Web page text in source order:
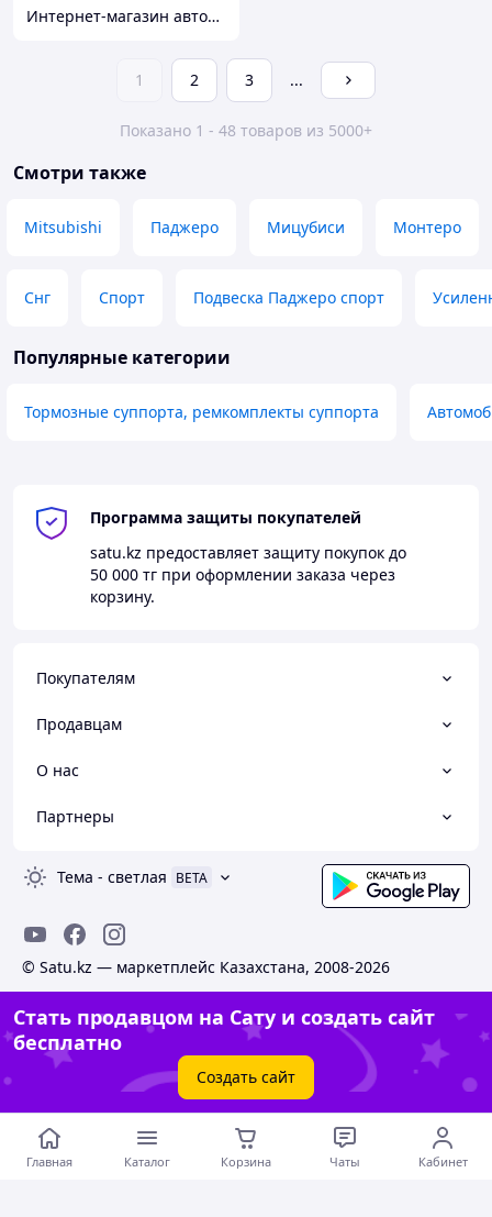
Интернет-магазин автозапчастей Parts-shop.kz
1 2 3 ...
Показано 1 - 48 товаров из 5000+
Смотри также
Mitsubishi Паджеро Мицубиси Монтеро
Снг Спорт Подвеска Паджеро спорт
Популярные категории
Тормозные суппорта, ремкомплекты суппорта
Программа защиты покупателей
satu.kz предоставляет защиту покупок до
50 000 тг при оформлении заказа через
корзину.
Покупателям
Продавцам
О нас
Партнеры
Тема - светлая BETA
© Satu.kz — маркетплейс Казахстана, 2008-2026
Стать продавцом на Сату и создать сайт
бесплатно
Создать сайт
Главная Каталог Корзина Чаты Кабинет